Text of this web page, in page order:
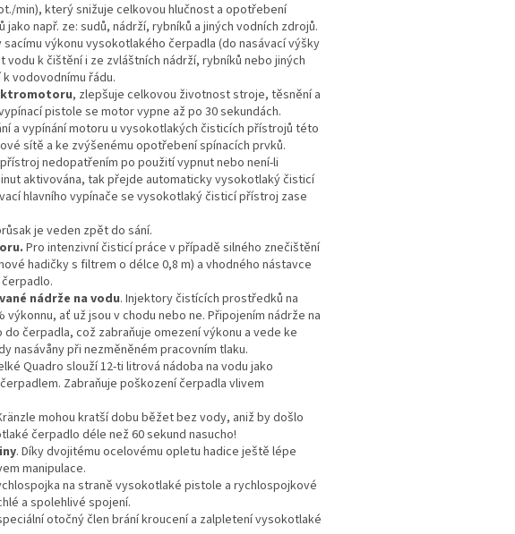
min), který snižuje celkovou hlučnost a opotřebení
např. ze: sudů, nádrží, rybníků a jiných vodních zdrojů.
výkonu vysokotlakého čerpadla (do nasávací výšky
vodu k čištění i ze zvláštních nádrží, rybníků nebo jiných
vodovodnímu řádu.
, zlepšuje celkovou životnost stroje, těsnění a
pistole se motor vypne až po 30 sekundách.
a vypínání motoru u vysokotlakých čisticích přístrojů této
sítě a ke zvýšenému opotřebení spínacích prvků.
nedopatřením po použití vypnut nebo není-li
aktivována, tak přejde automaticky vysokotlaký čisticí
hlavního vypínače se vysokotlaký čisticí přístroj zase
je veden zpět do sání.
Pro intenzivní čisticí práce v případě silného znečištění
hadičky s filtrem o délce 0,8 m) a vhodného nástavce
nádrže na vodu. Injektory čistících prostředků na
ať už jsou v chodu nebo ne. Připojením nádrže na
čerpadla, což zabraňuje omezení výkonu a vede ke
nasávåny při nezměněném pracovním tlaku.
Quadro slouží 12-ti litrová nádoba na vodu jako
Zabraňuje poškození čerpadla vlivem
mohou kratší dobu běžet bez vody, aniž by došlo
čerpadlo déle než 60 sekund nasucho!
. Díky dvojitému ocelovému opletu hadice ještě lépe
manipulace.
na straně vysokotlaké pistole a rychlospojkové
a spolehlivé spojení.
otočný člen brání kroucení a zalpletení vysokotlaké